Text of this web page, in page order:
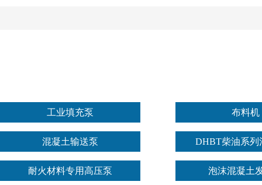
工业填充泵 布料机
混凝土输送泵 DHBT柴油系列
耐火材料专用高压泵 泡沫混凝土